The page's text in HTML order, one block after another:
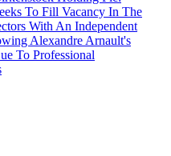
To Fill Vacancy In The
With An Independent
Alexandre Arnault's
To Professional